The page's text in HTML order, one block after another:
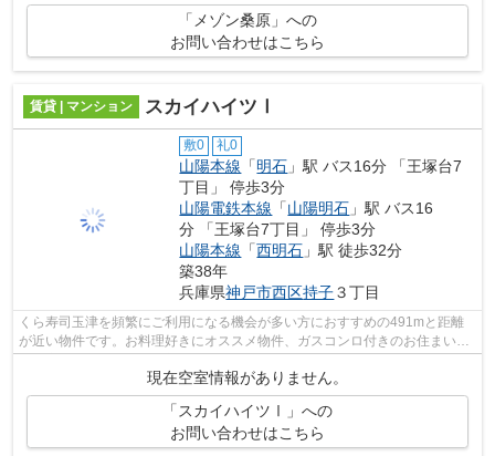
「メゾン桑原」への
お問い合わせはこちら
賃貸 | マンション スカイハイツⅠ
敷0 礼0
山陽本線 「明石 」駅 バス16分 「王塚台7
丁目」 停歩3分
山陽電鉄本線 「山陽明石 」駅 バス16
分 「王塚台7丁目」 停歩3分
山陽本線 「西明石 」駅 徒歩32分
築38年
兵庫県神戸市西区持子３丁目
くら寿司玉津を頻繁にご利用になる機会が多い方におすすめの491mと距離
が近い物件です。お料理好きにオススメ物件、ガスコンロ付きのお住まいで
現在空室情報がありません。
「スカイハイツⅠ」への
お問い合わせはこちら